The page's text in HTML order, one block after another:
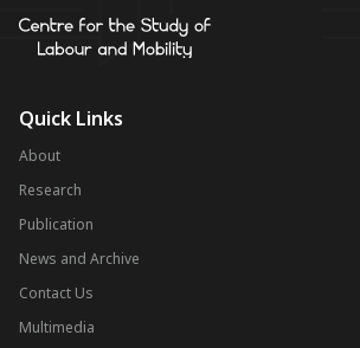
Quick Links
About
Research
Publication
News and Archive
Contact Us
Multimedia